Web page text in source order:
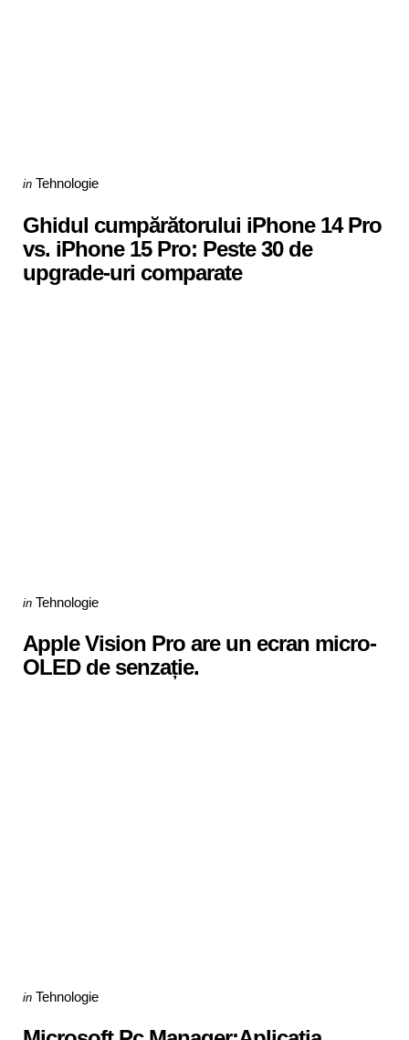
Categories
Posted
in Tehnologie
Ghidul cumpărătorului iPhone 14 Pro
vs. iPhone 15 Pro: Peste 30 de
upgrade-uri comparate
Categories
Posted
in Tehnologie
Apple Vision Pro are un ecran micro-
OLED de senzație.
Categories
Posted
in Tehnologie